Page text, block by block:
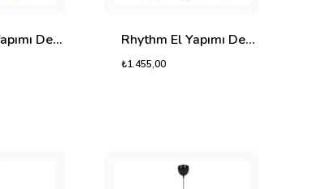
Rhythm El Yapımı Dekoratif Tasarım Jüt Avize M (Sarı, 800gr.) Rhythm El Yapımı Dekoratif Tasarım Jüt Avize M (Siyah, 800gr.)
₺1.455,00